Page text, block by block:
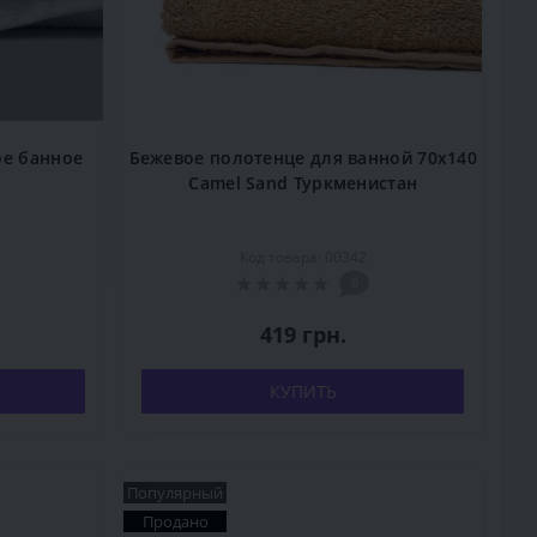
банное
Бежевое полотенце для ванной 70x140
Camel Sand Туркменистан
419 грн.
КУПИТЬ
Популярный
Продано